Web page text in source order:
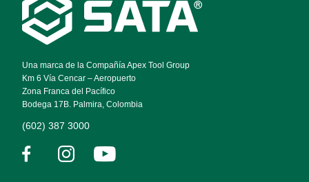
Footer
Navigation
Una marca de la Compañía Apex Tool Group
Km 6 Vía Cencar – Aeropuerto
Zona Franca del Pacífico
Bodega 17B. Palmira, Colombia
(602) 387 3000